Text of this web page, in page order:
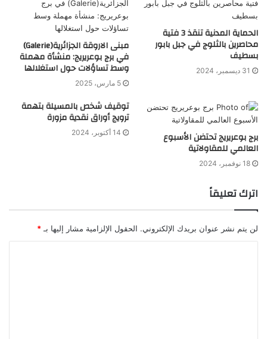
الحماية المدنية تنقذ 3 فتية
محاصرين بالثلوج في جبل بابور
بسطيف
31 ديسمبر، 2024
مبنى الاروقة الجزائرية(Galerie)
في برج بوعريريج: منشأة مهملة
وسط تساؤلات حول استغلالها
5 مارس، 2025
برج بوعريريج تحتضن الأسبوع
العالمي للمقاولاتية
18 نوفمبر، 2024
توقيف شخص بالمسيلة بتهمة
ترويج أوراق نقدية مزورة
14 أكتوبر، 2024
اترك تعليقاً
لن يتم نشر عنوان بريدك الإلكتروني. الحقول الإلزامية مشار إليها بـ *